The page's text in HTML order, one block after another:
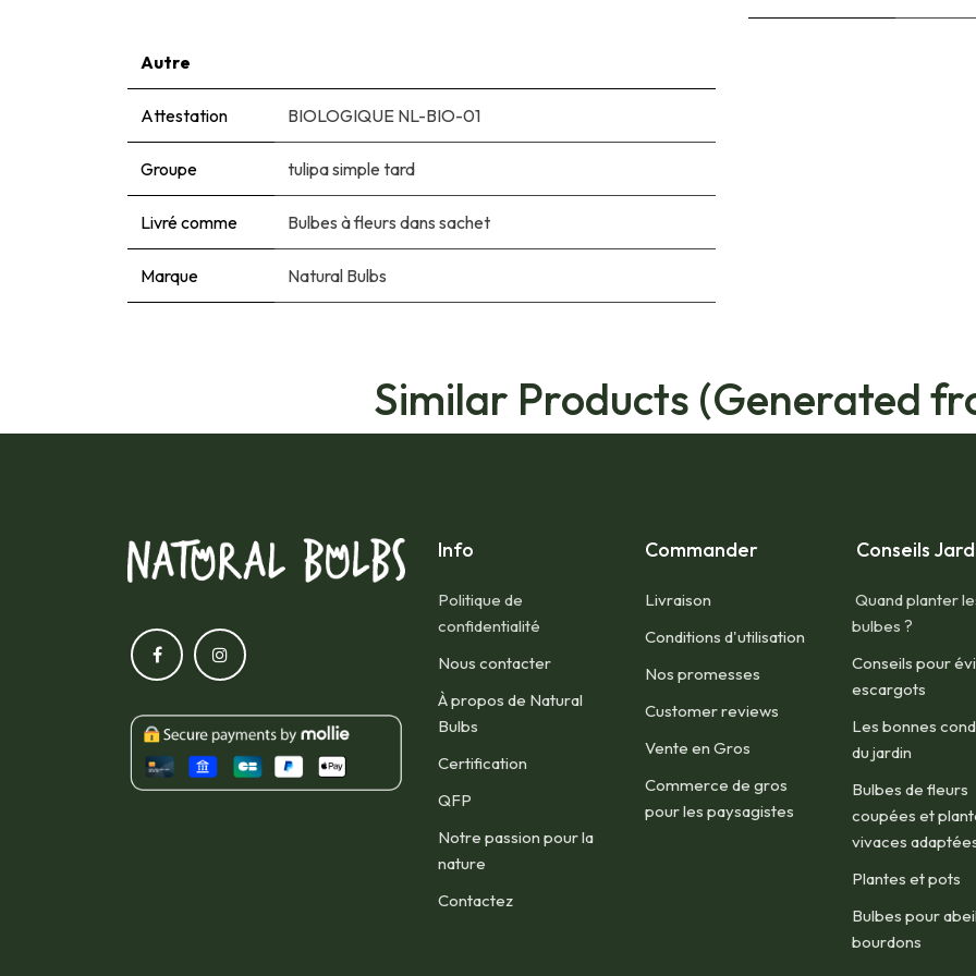
Autre
Attestation BIOLOGIQUE NL-BIO-01
Groupe tulipa simple tard
Livré comme Bulbes à fleurs dans sachet
Marque Natural Bulbs
Similar Products (Generated
Info
Politique de
confidentialité
Nous contacter​
À propos de Natural
Bulbs
Certification
QFP​
Notre passion pour la
nature
Contactez
Commander
Livraison
Conditions d'utilisation​
Nos promesses
Customer reviews
Vente en Gros
Commerce de gros
pour les paysagistes
Conseils
Quand planter
bulbes ?
Conseils pour
escargots
Les bonnes
du jardin
Bulbes de fleurs
coupées et
vivaces
Plantes et pots
Bulbes pour
bourdons